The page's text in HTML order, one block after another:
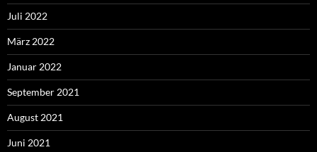
Juli 2022
März 2022
Januar 2022
September 2021
August 2021
Juni 2021